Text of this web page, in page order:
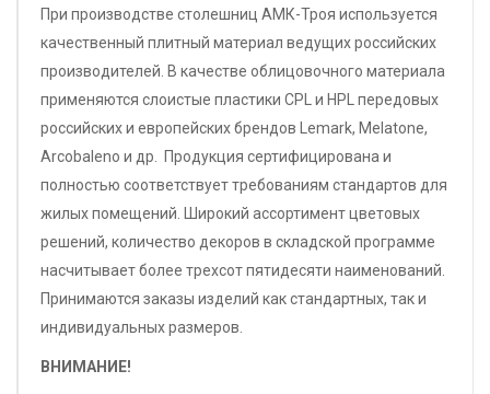
При производстве столешниц АМК-Троя используется
качественный плитный материал ведущих российских
производителей. В качестве облицовочного материала
применяются слоистые пластики CPL и HPL передовых
российских и европейских брендов Lemark, Melatone,
Arcobaleno и др. Продукция сертифицирована и
полностью соответствует требованиям стандартов для
жилых помещений. Широкий ассортимент цветовых
решений, количество декоров в складской программе
насчитывает более трехсот пятидесяти наименований.
Принимаются заказы изделий как стандартных, так и
индивидуальных размеров.
ВНИМАНИЕ!